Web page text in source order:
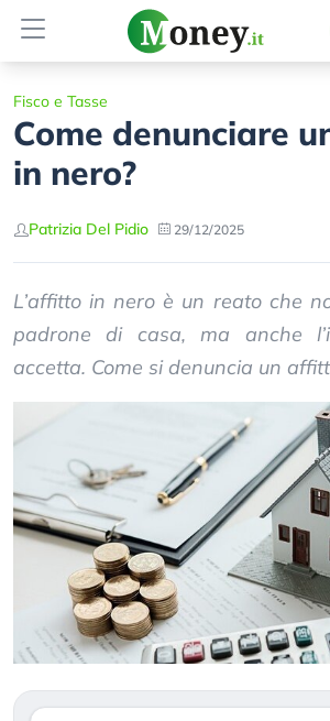
Fisco e Tasse
Come denunciare
in nero?
Patrizia Del Pidio 29/12/2025
L’affitto in nero è un reato che
padrone di casa, ma anche
accetta. Come si denuncia un